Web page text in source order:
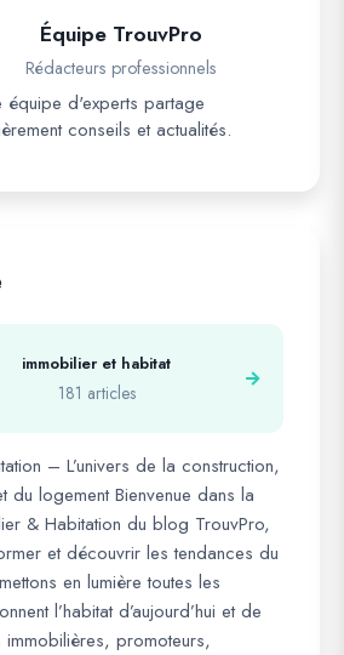
Équipe TrouvPro
Rédacteurs professionnels
équipe d'experts partage
conseils et actualités.
immobilier et habitat
181 articles
– L’univers de la construction,
du logement Bienvenue dans la
& Habitation du blog TrouvPro,
et découvrir les tendances du
en lumière toutes les
l’habitat d’aujourd’hui et de
promoteurs,